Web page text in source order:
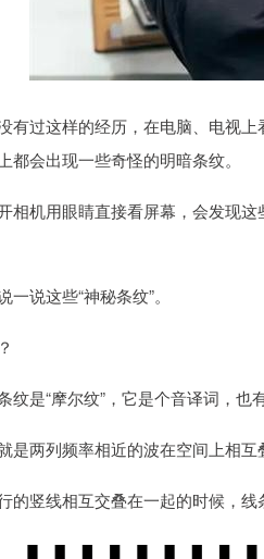
有过这样的经历，在电脑、电视
都会出现一些奇怪的明暗条纹。
相机用眼睛直接看屏幕，会发现
一说这些“神秘条纹”。
纹是“摩尔纹”，它是个音译词，也
是两列频率相近的波在空间上相
的竖线相互交叠在一起的时候，